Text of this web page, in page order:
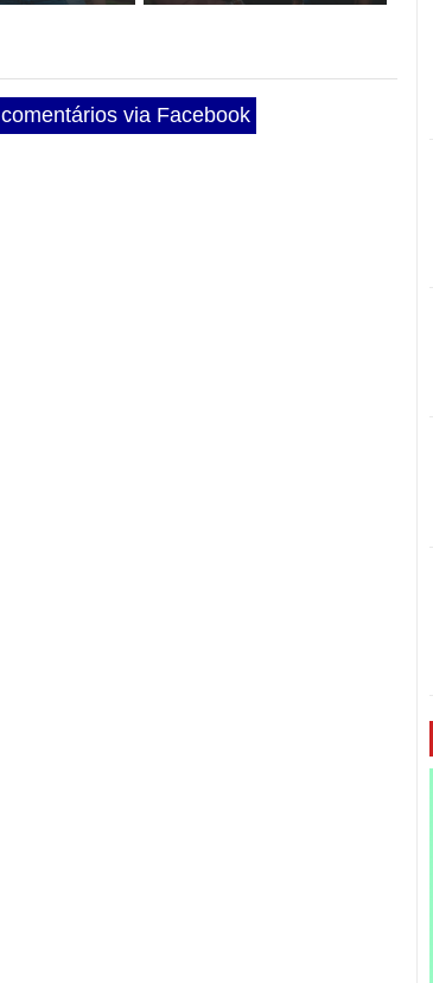
comentários via Facebook